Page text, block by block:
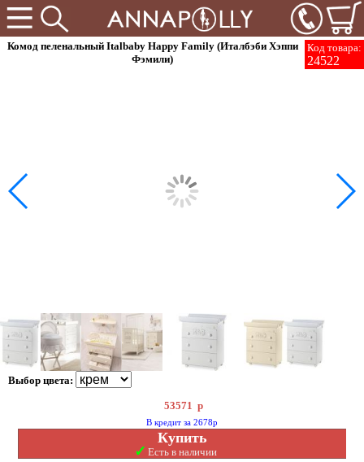
Код товара:
24522
Комод пеленальный Italbaby Happy Family (Италбэби Хэппи
Фэмили)
Выбор цвета:
53571 р
В кредит за 2678р
Купить
✓ Есть в наличии